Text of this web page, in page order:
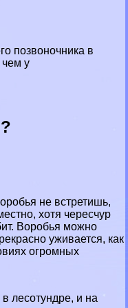
позвоночника в
чем у
не встретишь,
хотя чересчур
Воробья можно
уживается, как
огромных
лесотундре, и на